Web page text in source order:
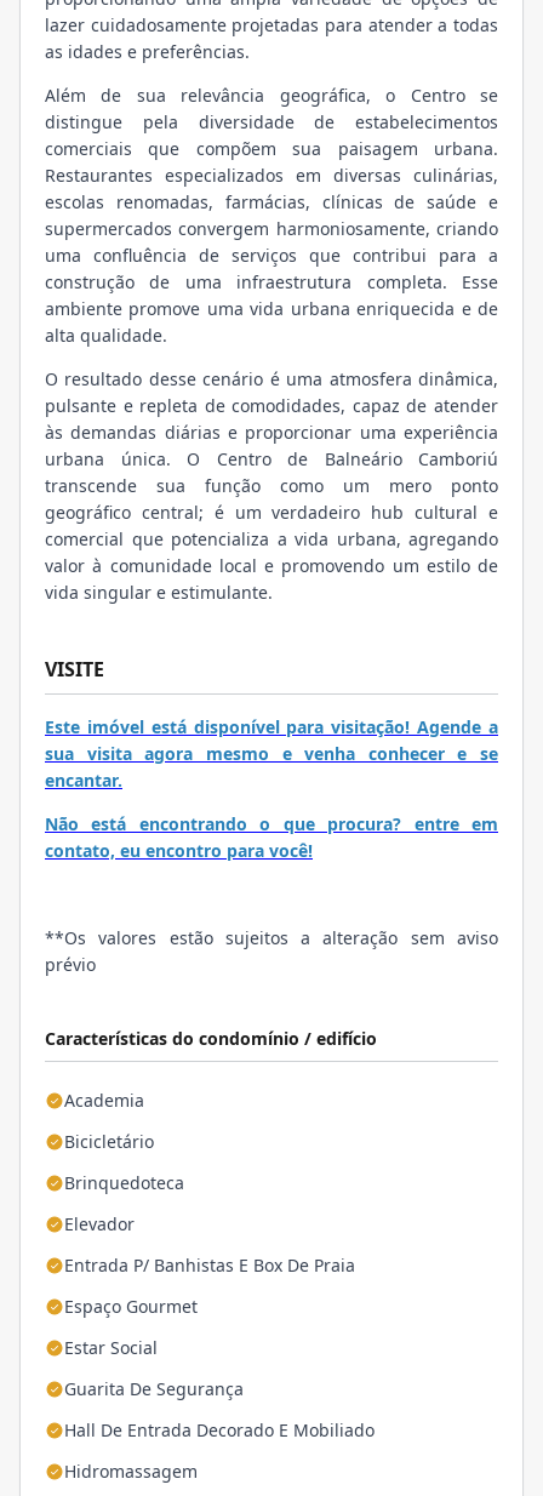
Características do condomínio / edifício
Academia
Bicicletário
Brinquedoteca
Elevador
Entrada P/ Banhistas E Box De Praia
Espaço Gourmet
Estar Social
Guarita De Segurança
Hall De Entrada Decorado E Mobiliado
Hidromassagem
lazer cuidadosamente projetadas para atender a todas
as idades e preferências.
Além de sua relevância geográfica, o Centro se
distingue pela diversidade de estabelecimentos
comerciais que compõem sua paisagem urbana.
Restaurantes especializados em diversas culinárias,
escolas renomadas, farmácias, clínicas de saúde e
supermercados convergem harmoniosamente, criando
uma confluência de serviços que contribui para a
construção de uma infraestrutura completa. Esse
ambiente promove uma vida urbana enriquecida e de
alta qualidade.
O resultado desse cenário é uma atmosfera dinâmica,
pulsante e repleta de comodidades, capaz de atender
às demandas diárias e proporcionar uma experiência
urbana única. O Centro de Balneário Camboriú
transcende sua função como um mero ponto
geográfico central; é um verdadeiro hub cultural e
comercial que potencializa a vida urbana, agregando
valor à comunidade local e promovendo um estilo de
vida singular e estimulante.
VISITE
Este imóvel está disponível para visitação! Agende a
sua visita agora mesmo e venha conhecer e se
encantar.
Não está encontrando o que procura? entre em
contato, eu encontro para você!
**Os valores estão sujeitos a alteração sem aviso
prévio